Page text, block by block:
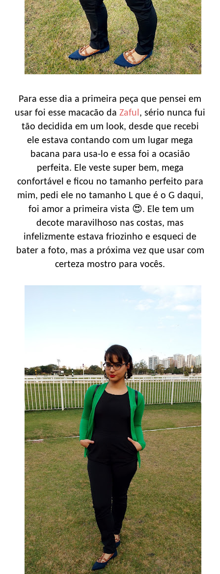
Para esse dia a primeira peça que pensei em
usar foi esse macacão da Zaful , sério nunca fui
tão decidida em um look, desde que recebi
ele estava contando com um lugar mega
bacana para usa-lo e essa foi a ocasião
perfeita. Ele veste super bem, mega
confortável e ficou no tamanho perfeito para
mim, pedi ele no tamanho L que é o G daqui,
foi amor a primeira vista 😍. Ele tem um
decote maravilhoso nas costas, mas
infelizmente estava friozinho e esqueci de
bater a foto, mas a próxima vez que usar com
certeza mostro para vocês.